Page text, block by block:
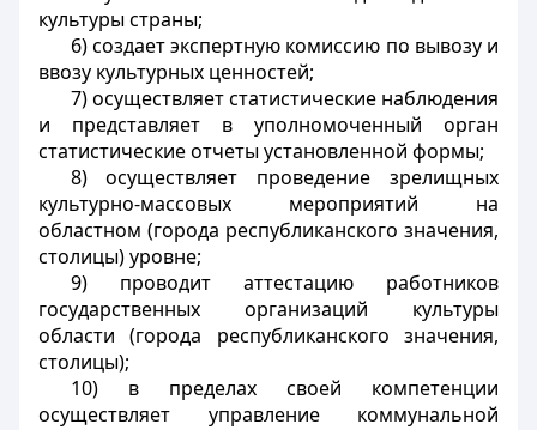
культуры страны;
6) создает экспертную комиссию по вывозу и
ввозу культурных ценностей;
7) осуществляет статистические наблюдения
и представляет в уполномоченный орган
статистические отчеты установленной формы;
8) осуществляет проведение зрелищных
культурно-массовых мероприятий на
областном (города республиканского значения,
столицы) уровне;
9) проводит аттестацию работников
государственных организаций культуры
области (города республиканского значения,
столицы);
10) в пределах своей компетенции
осуществляет управление коммунальной